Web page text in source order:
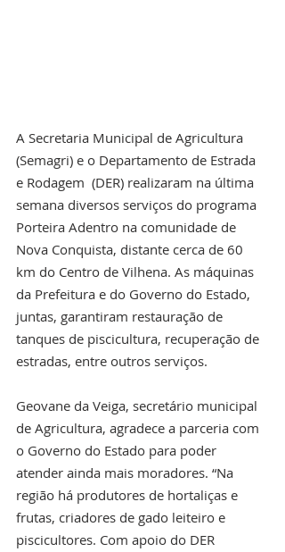
A Secretaria Municipal de Agricultura
(Semagri) e o Departamento de Estrada
e Rodagem  (DER) realizaram na última
semana diversos serviços do programa
Porteira Adentro na comunidade de
Nova Conquista, distante cerca de 60
km do Centro de Vilhena. As máquinas
da Prefeitura e do Governo do Estado,
juntas, garantiram restauração de
tanques de piscicultura, recuperação de
estradas, entre outros serviços.
Geovane da Veiga, secretário municipal
de Agricultura, agradece a parceria com
o Governo do Estado para poder
atender ainda mais moradores. “Na
região há produtores de hortaliças e
frutas, criadores de gado leiteiro e
piscicultores. Com apoio do DER